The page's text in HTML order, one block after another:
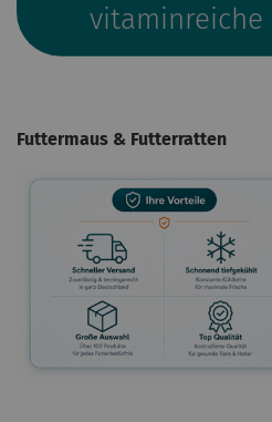
vitaminreiche
Futtermaus & Futterratten